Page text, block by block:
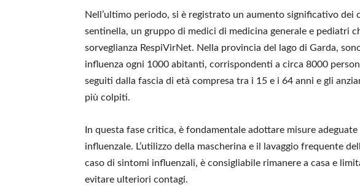
Nell’ultimo periodo, si è registrato un aumento significativo dei
sentinella, un gruppo di medici di medicina generale e pediatri
sorveglianza RespiVirNet. Nella provincia del lago di Garda,
influenza ogni 1000 abitanti, corrispondenti a circa 8000
seguiti dalla fascia di età compresa tra i 15 e i 64 anni e gli
più colpiti.
In questa fase critica, è fondamentale adottare misure
influenzale. L’utilizzo della mascherina e il lavaggio frequente
caso di sintomi influenzali, è consigliabile rimanere a casa e
evitare ulteriori contagi.